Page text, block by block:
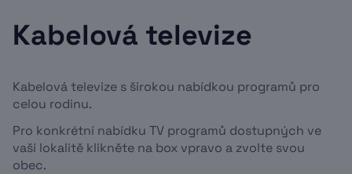
Kabelová televize
Kabelová televize s širokou nabídkou programů pro
celou rodinu.
Pro konkrétní nabídku TV programů dostupných ve
vaší lokalitě klikněte na box vpravo a zvolte svou
obec.